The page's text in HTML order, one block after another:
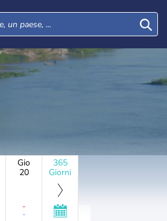
Gio
20
-
-
365
Giorni